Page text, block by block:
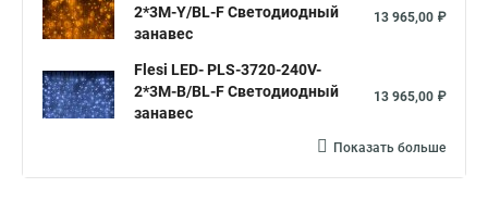
2*3М-Y/BL-F Светодиодный
занавес
13 965,00 ₽
Flesi LED- PLS-3720-240V-
2*3М-B/BL-F Светодиодный
занавес
13 965,00 ₽
Показать больше